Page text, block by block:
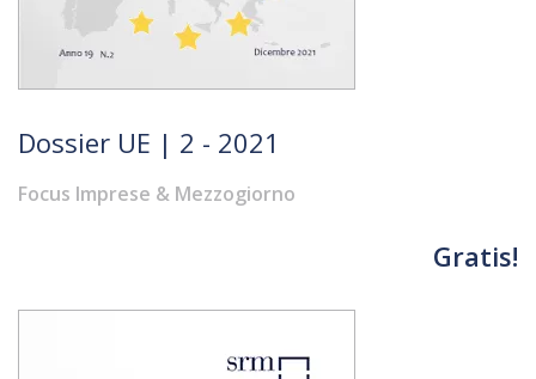
Dossier UE | 2 - 2021
Focus Imprese & Mezzogiorno
Gratis!